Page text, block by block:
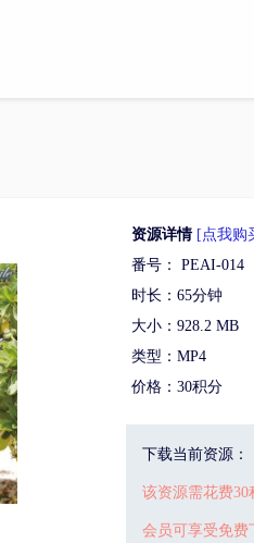
资源详情 [点我购
番号： PEAI-014
时长：65分钟
大小：928.2 MB
类型：MP4
价格：30积分
下载当前资源：
该资源需花费30
会员可享受免费